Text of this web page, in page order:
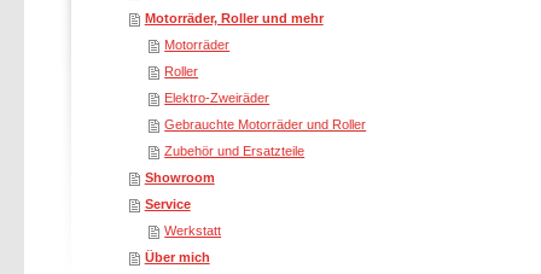
Motorräder, Roller und mehr
Motorräder
Roller
Elektro-Zweiräder
Gebrauchte Motorräder und Roller
Zubehör und Ersatzteile
Showroom
Service
Werkstatt
Über mich